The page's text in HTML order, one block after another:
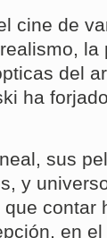
cine de
del
ha
sus
y
contar
en